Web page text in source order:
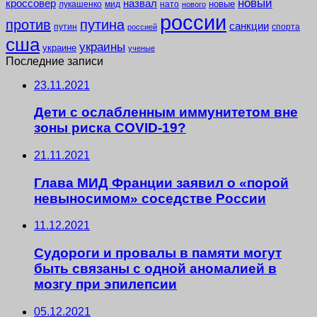
кроссовер лукашенко мид назвал нато нового новые
против путин путина россией россии санкции спорта
сша украине украины ученые
Последние записи
23.11.2021
Дети с ослабленным иммунитетом вне
зоны риска COVID-19?
21.11.2021
Глава МИД Франции заявил о «порой
невыносимом» соседстве России
11.12.2021
Судороги и провалы в памяти могут
быть связаны с одной аномалией в
мозгу при эпилепсии
05.12.2021